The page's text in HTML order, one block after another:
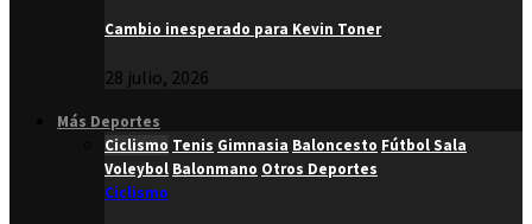
Cambio inesperado para Kevin Toner
28 julio, 2026
Más Deportes
Ciclismo Tenis Gimnasia Baloncesto Fútbol Sala
Voleybol Balonmano Otros Deportes
Ciclismo